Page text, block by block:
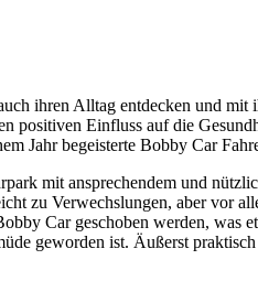
ihren Alltag entdecken und
positiven Einfluss auf die
Jahr begeisterte Bobby Car
mit ansprechendem und
zu Verwechslungen, aber vor
Car geschoben werden, was
geworden ist. Äußerst